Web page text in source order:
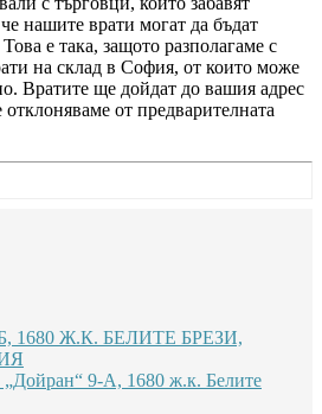
нашите врати могат да бъдат
е така, защото разполагаме с
на склад в София, от които може
Вратите ще дойдат до вашия адрес
отклоняваме от предварителната
1680 Ж.К. БЕЛИТЕ БРЕЗИ,
9-А, 1680 ж.к. Белите